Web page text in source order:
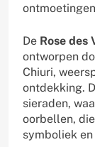
De Rose des
ontworpen
Chiuri,
ontdekking.
sieraden,
oorbellen,
symboliek